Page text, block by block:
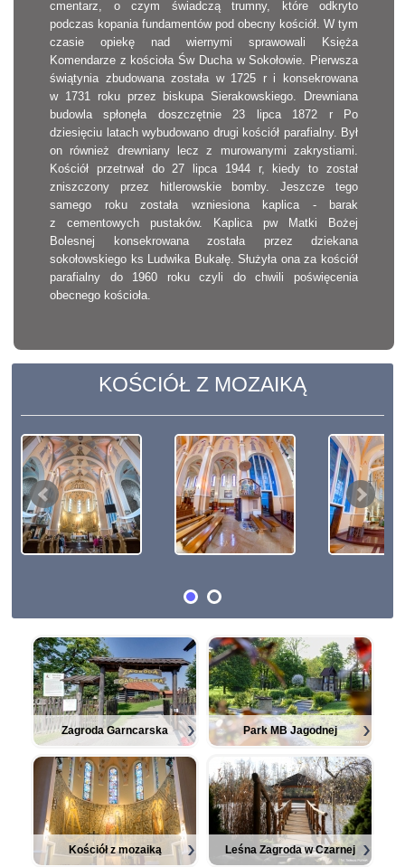
cmentarz, o czym świadczą trumny, które odkryto
podczas kopania fundamentów pod obecny kościół. W tym
czasie opiekę nad wiernymi sprawowali Księża
Komendarze z kościoła Św Ducha w Sokołowie. Pierwsza
świątynia zbudowana została w 1725 r i konsekrowana
w 1731 roku przez biskupa Sierakowskiego. Drewniana
budowla spłonęła doszczętnie 23 lipca 1872 r Po
dziesięciu latach wybudowano drugi kościół parafialny. Był
on również drewniany lecz z murowanymi zakrystiami.
Kościół przetrwał do 27 lipca 1944 r, kiedy to został
zniszczony przez hitlerowskie bomby. Jeszcze tego
samego roku została wzniesiona kaplica - barak
z cementowych pustaków. Kaplica pw Matki Bożej
Bolesnej konsekrowana została przez dziekana
sokołowskiego ks Ludwika Bukałę. Służyła ona za kościół
parafialny do 1960 roku czyli do chwili poświęcenia
obecnego kościoła.
KOŚCIÓŁ Z MOZAIKĄ
Zagroda Garncarska Park MB Jagodnej
Kościół z mozaiką Leśna Zagroda w Czarnej